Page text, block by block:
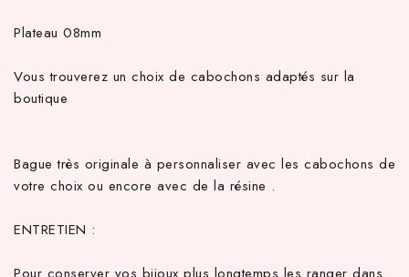
Plateau 08mm
Vous trouverez un choix de cabochons adaptés sur la
boutique
Bague très originale à personnaliser avec les cabochons de
votre choix ou encore avec de la résine .
ENTRETIEN :